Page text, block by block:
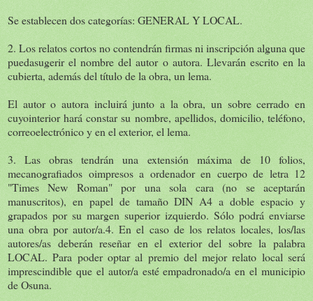
Se establecen dos categorías: GENERAL Y LOCAL.
2. Los relatos cortos no contendrán firmas ni inscripción alguna que
puedasugerir el nombre del autor o autora. Llevarán escrito en la
cubierta, además del título de la obra, un lema.
El autor o autora incluirá junto a la obra, un sobre cerrado en
cuyointerior hará constar su nombre, apellidos, domicilio, teléfono,
correoelectrónico y en el exterior, el lema.
3. Las obras tendrán una extensión máxima de 10 folios,
mecanografiados oimpresos a ordenador en cuerpo de letra 12
"Times New Roman" por una sola cara (no se aceptarán
manuscritos), en papel de tamaño DIN A4 a doble espacio y
grapados por su margen superior izquierdo. Sólo podrá enviarse
una obra por autor/a.4. En el caso de los relatos locales, los/las
autores/as deberán reseñar en el exterior del sobre la palabra
LOCAL. Para poder optar al premio del mejor relato local será
imprescindible que el autor/a esté empadronado/a en el municipio
de Osuna.